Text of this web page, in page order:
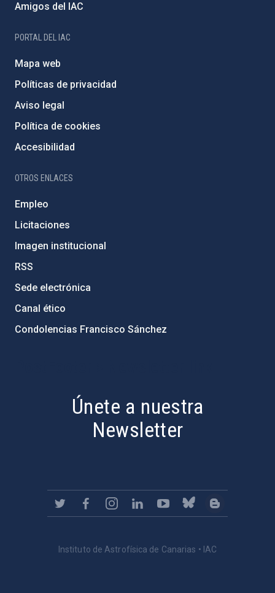
Amigos del IAC
PORTAL DEL IAC
Mapa web
Políticas de privacidad
Aviso legal
Política de cookies
Accesibilidad
OTROS ENLACES
Empleo
Licitaciones
Imagen institucional
RSS
Sede electrónica
Canal ético
Condolencias Francisco Sánchez
Únete a nuestra
Newsletter
Instituto de Astrofísica de Canarias • IAC